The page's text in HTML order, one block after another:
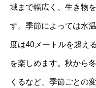
域まで幅広く、生き物
す。季節によっては水
度は40メートルを超え
を楽しめます。秋から
くるなど、季節ごとの